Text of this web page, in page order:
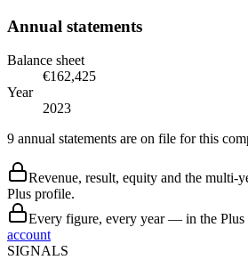
Annual statements
Balance sheet
€162,425
Year
2023
9 annual statements are on file for this
Revenue, result, equity and the multi-
Plus profile.
Every figure, every year — in the Plus
account
SIGNALS